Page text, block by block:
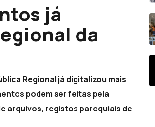
já
da
Regional já digitalizou mais
podem ser feitas pela
arquivos, registos paroquiais de